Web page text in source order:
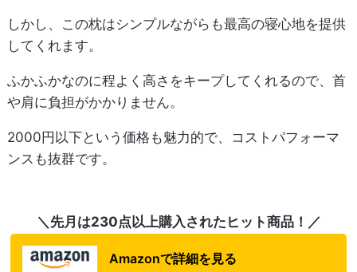
しかし、この枕はシンプルながらも最高の寝心地を提供
してくれます。
ふかふかなのに程よく高さをキープしてくれるので、首
や肩に負担がかかりません。
2000円以下という価格も魅力的で、コストパフォーマ
ンスも抜群です。
＼先月は230点以上購入されたヒット商品！／
Amazonで詳細を見る